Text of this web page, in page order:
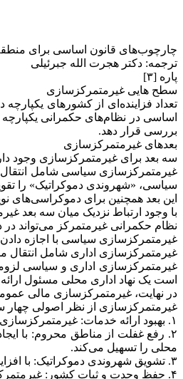
چارچوب‌های قانون اساسی برای
ترجمه: دکتر هجرت الله جبرئیلی
پاره [۳]
سطح هایی غیرمتمرکزسازی
تعداد فزاینده‌ای از کشورهای
اساسی در نظام‌های حکمرانی
بررسی قرار دهد.
بعدهای غیرمتمرکزسازی
سه بعد برای غیرمتمرکزسازی وجود
غیرمتمرکزسازی سیاسی شامل
سیاسی، «شهروندی دموکراتیک» را
این بعد همچنین برای دموکراسی‌های
با وجود ارتباط نزدیک میان سه بعد
نظام حکمرانی غیرمتمرکز می‌تواند
غیرمتمرکزسازی سیاسی با اجازه
غیرمتمرکزسازی اداری شامل انتقال
غیرمتمرکزسازی اداری و سیاسی
است یک نهاد اداری محلی مسئول
در نهایت، غیرمتمرکزسازی مالی
غیرمتمرکزسازی از نظر اصولی چهار
۱. بهبود ارائه خدمات: غیرمتمرکزسازی به دولت‌های محلی اجازه می‌دهد خدمات را با نیازهای محلی سازگار کنند و سیاست‌های مناسب را بدون نیاز به تأیید دولت مرکزی انتخاب نمایند.
۲. رفع غفلت از مناطق محروم: با
محلی را تسهیل می‌کند.
۳. تشویق شهروندی دموکراتیک: با افزایش پاسخگویی، گسترش مشارکت شهروندان، تقسیم قدرت مرکزی و تقویت رقابت سیاسی، شهروندان فعال‌تر در فرآیندهای سیاسی مشارکت می‌کنند.
۴. حفظ وحدت و ثبات کشور: غیرمتمرکزسازی می‌تواند وحدت ملی و ثبات کشور را با فراهم آوردن فرصت‌های مشارکت محلی و کاهش تنش‌های ناشی از تمرکز شدید قدرت، تقویت کند.